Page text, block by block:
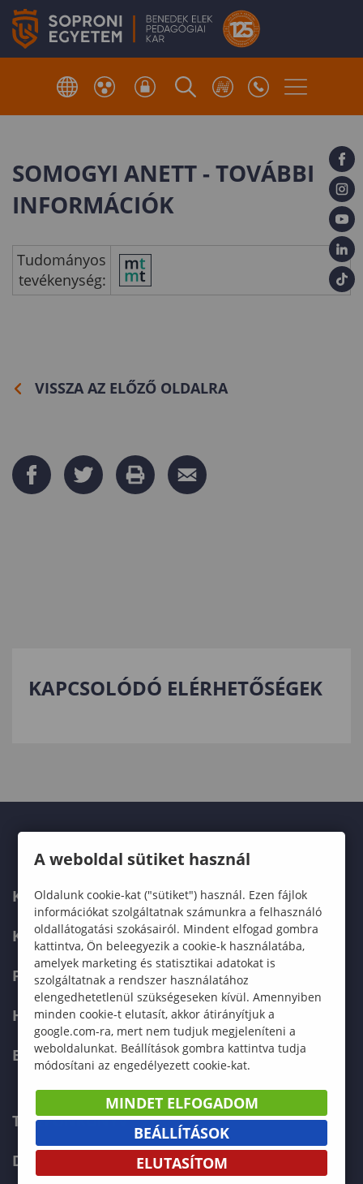
SOMOGYI ANETT - TOVÁBBI
INFORMÁCIÓK
Tudományos
tevékenység:
VISSZA AZ ELŐZŐ OLDALRA
KAPCSOLÓDÓ ELÉRHETŐSÉGEK
KARUNK
KÉPZÉSEK
FELVÉTELIZŐKNEK
HALLGATÓKNAK
ERASMUS+
TELEFONKÖNYV
DOKUMENTUMOK
A weboldal sütiket használ
Oldalunk cookie-kat ("sütiket") használ. Ezen fájlok
információkat szolgáltatnak számunkra a felhasználó
oldallátogatási szokásairól. Mindent elfogad gombra
kattintva, Ön beleegyezik a cookie-k használatába,
amelyek marketing és statisztikai adatokat is
szolgáltatnak a rendszer használatához
elengedhetetlenül szükségeseken kívül. Amennyiben
minden cookie-t elutasít, akkor átirányítjuk a
google.com-ra, mert nem tudjuk megjeleníteni a
weboldalunkat. Beállítások gombra kattintva tudja
módosítani az engedélyezett cookie-kat.
MINDET ELFOGADOM
BEÁLLÍTÁSOK
ELUTASÍTOM